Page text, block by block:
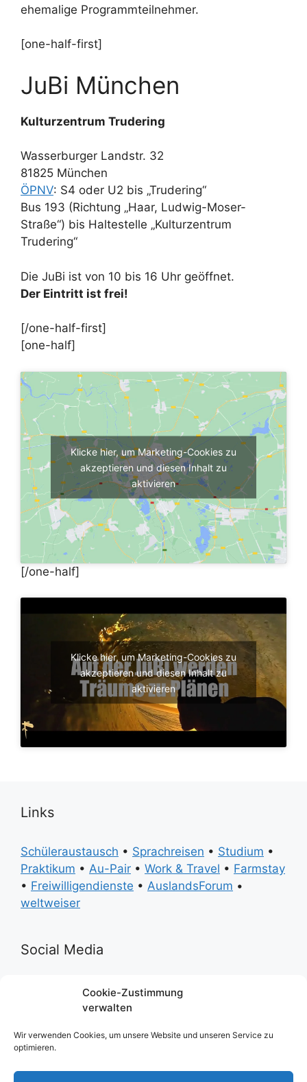
Cookie-Zustimmung
verwalten
Wir verwenden Cookies, um unsere Website und unseren Service zu
optimieren.
ehemalige Programmteilnehmer.
[one-half-first]
JuBi München
Kulturzentrum Trudering
Wasserburger Landstr. 32
81825 München
ÖPNV: S4 oder U2 bis „Trudering“
Bus 193 (Richtung „Haar, Ludwig-Moser-
Straße“) bis Haltestelle „Kulturzentrum
Trudering“
Die JuBi ist von 10 bis 16 Uhr geöffnet.
Der Eintritt ist frei!
[/one-half-first]
[one-half]
Klicke hier, um Marketing-Cookies zu
akzeptieren und diesen Inhalt zu
aktivieren
[/one-half]
Klicke hier, um Marketing-Cookies zu
akzeptieren und diesen Inhalt zu
aktivieren
Links
Schüleraustausch • Sprachreisen • Studium •
Praktikum • Au-Pair • Work & Travel • Farmstay
• Freiwilligendienste • AuslandsForum •
weltweiser
Social Media
Instagram Twitter Youtube
Ratgeber
Du willst alle Infos übersichtlich und auf einen